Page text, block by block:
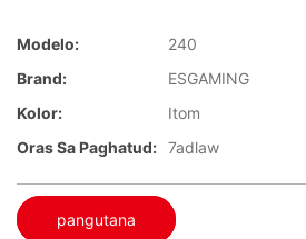
Modelo:
240
Brand:
ESGAMING
Kolor:
Itom
Oras Sa Paghatud: 7adlaw
pangutana